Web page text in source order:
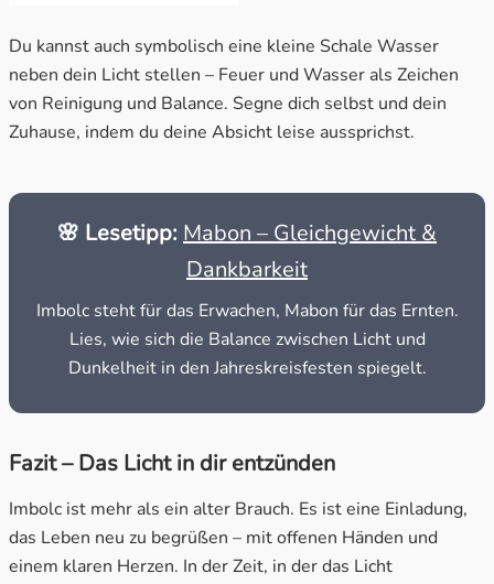
Du kannst auch symbolisch eine kleine Schale Wasser
neben dein Licht stellen – Feuer und Wasser als Zeichen
von Reinigung und Balance. Segne dich selbst und dein
Zuhause, indem du deine Absicht leise aussprichst.
🌸 Lesetipp: Mabon – Gleichgewicht &
Dankbarkeit
Imbolc steht für das Erwachen, Mabon für das Ernten.
Lies, wie sich die Balance zwischen Licht und
Dunkelheit in den Jahreskreisfesten spiegelt.
Fazit – Das Licht in dir entzünden
Imbolc ist mehr als ein alter Brauch. Es ist eine Einladung,
das Leben neu zu begrüßen – mit offenen Händen und
einem klaren Herzen. In der Zeit, in der das Licht